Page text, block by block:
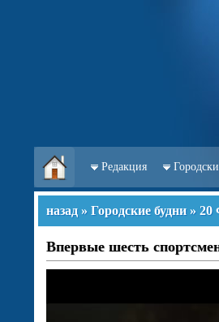
Редакция
назад » Городские будни » 20
Впервые шесть